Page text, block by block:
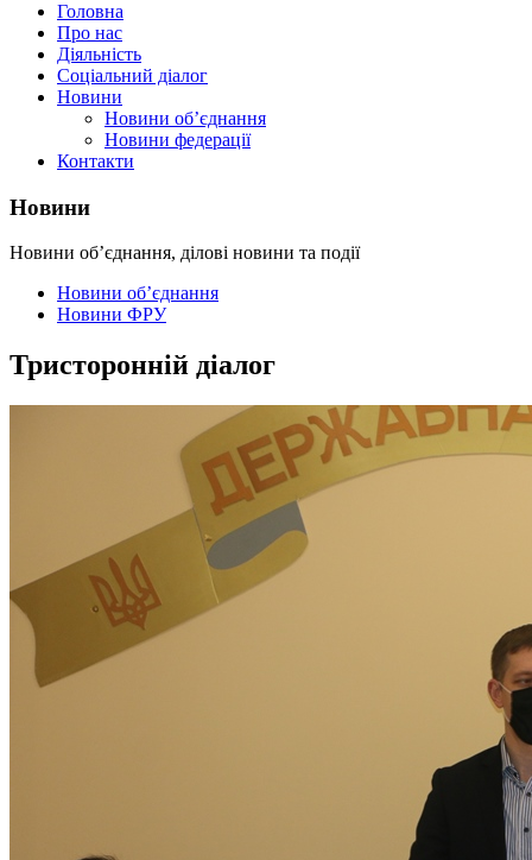
Головна
Про нас
Діяльність
Соціальний діалог
Новини
Новини об’єднання
Новини федерації
Контакти
Новини
Новини об’єднання, ділові новини та події
Новини об’єднання
Новини ФРУ
Тристоронній діалог